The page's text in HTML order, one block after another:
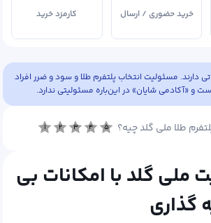
خرید حضوری / ارسال کارمزد خرید
مجوز اتحادیه طلا و جواهر
دارند. مسئولیت انتخاب پلتفرم طلا و سود و ضرر افراد
و «آکادمی شایان» در این‌باره مسئولیتی ندارد.
طلا ملی گلد چیه؟ ۱ ۲ ۳ ۴ ۵
ملی گلد با امکانات بی
گذاری